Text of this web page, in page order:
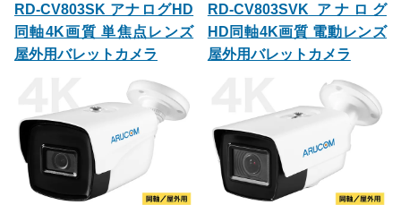
RD-CV803SK アナログHD
同軸4K画質 単焦点レンズ
屋外用バレットカメラ
RD-CV803SVK アナログ
HD同軸4K画質 電動レンズ
屋外用バレットカメラ